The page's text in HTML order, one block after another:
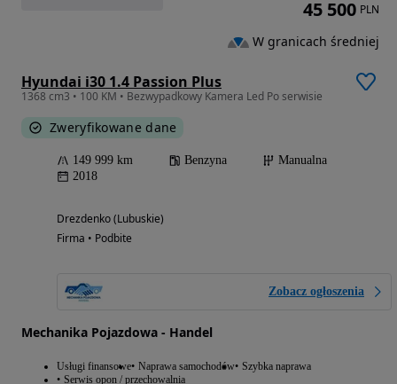
Hyundai i30 1.4 Passion Plus
1368 cm3 • 100 KM • Bezwypadkowy Kamera Led Po serwisie
Zweryfikowane dane
149 999 km Benzyna
Manualna
2018
Drezdenko (Lubuskie)
Firma • Podbite
Zobacz ogłoszenia
Mechanika Pojazdowa - Handel
Usługi finansowe Naprawa samochodów Szybka naprawa
Serwis opon / przechowalnia
45 500 PLN
W granicach średniej